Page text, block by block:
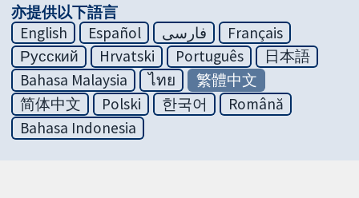
亦提供以下語言
English
Español فارسی
Français
Русский
Hrvatski Português
日本語
Bahasa Malaysia
ไทย
繁體中文
简体中文
Polski 한국어
Română
Bahasa Indonesia